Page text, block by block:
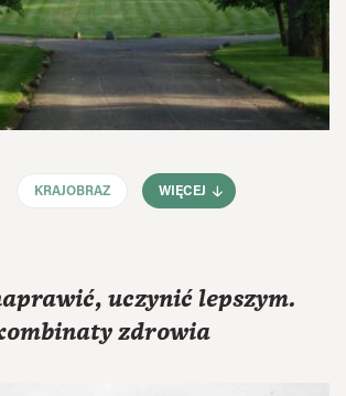
KRAJOBRAZ WIĘCEJ
uczynić lepszym.
zdrowia